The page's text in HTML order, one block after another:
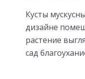
Кусты
дизайне
растение
сад